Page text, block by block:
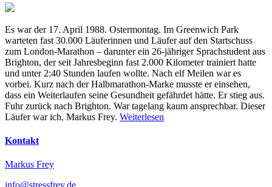
Es war der 17. April 1988. Ostermontag. Im Greenwich Park
warteten fast 30.000 Läuferinnen und Läufer auf den Startschuss
zum London-Marathon – darunter ein 26-jähriger Sprachstudent aus
Brighton, der seit Jahresbeginn fast 2.000 Kilometer trainiert hatte
und unter 2:40 Stunden laufen wollte. Nach elf Meilen war es
vorbei. Kurz nach der Halbmarathon-Marke musste er einsehen,
dass ein Weiterlaufen seine Gesundheit gefährdet hätte. Er stieg aus.
Fuhr zurück nach Brighton. War tagelang kaum ansprechbar. Dieser
Läufer war ich, Markus Frey. Weiterlesen
Kontakt
Markus Frey